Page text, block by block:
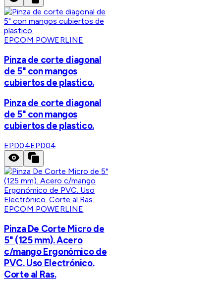
EPCOM POWERLINE
Pinza de corte diagonal
de 5" con mangos
cubiertos de plastico.
Pinza de corte diagonal
de 5" con mangos
cubiertos de plastico.
EPD04EPD04
EPCOM POWERLINE
Pinza De Corte Micro de
5" (125 mm). Acero
c/mango Ergonómico de
PVC. Uso Electrónico.
Corte al Ras.